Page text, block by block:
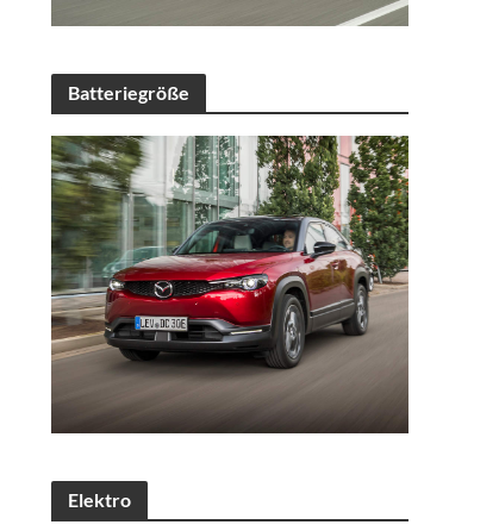
Batteriegröße
Elektro